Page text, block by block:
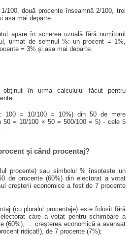
100, două procente înseamnă 2/100, trei
așa mai departe.
apare în scrierea uzuală fără numitorul
urmat de semnul %: un procent = 1%,
= 3% și așa mai departe.
obținut în urma calculului făcut pentru
100 = 10/100 = 10%) din 50 de mere
50 = 10/100 × 50 = 500/100 = 5) - cele 5
și când procentaj?
procente) sau simbolul % însoțește un
de procente (60%) din electorat a votat
creșterii economice a fost de 7 procente
(cu pluralul procentaje) este folosit fără
care a votat pentru schimbare a
(60%), ... creșterea economică a avansat
ridicat!), de 7 procente (7%);